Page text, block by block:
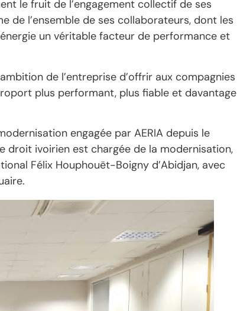
le fruit de l’engagement collectif de ses
de l’ensemble de ses collaborateurs, dont les
un véritable facteur de performance et
de l’entreprise d’offrir aux compagnies
plus performant, plus fiable et davantage
engagée par AERIA depuis le
droit ivoirien est chargée de la modernisation,
Félix Houphouët-Boigny d’Abidjan, avec